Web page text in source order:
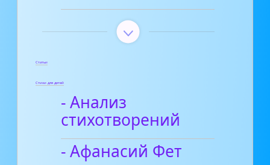
Статьи
Стихи для детей
- Анализ
стихотворений
- Афанасий Фет